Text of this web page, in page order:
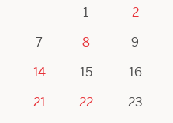
1
2
7 8
9
14 15
16
21 22
23